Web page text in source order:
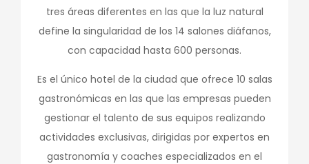
tres áreas diferentes en las que la luz natural
define la singularidad de los 14 salones diáfanos,
con capacidad hasta 600 personas.
Es el único hotel de la ciudad que ofrece 10 salas
gastronómicas en las que las empresas pueden
gestionar el talento de sus equipos realizando
actividades exclusivas, dirigidas por expertos en
gastronomía y coaches especializados en el